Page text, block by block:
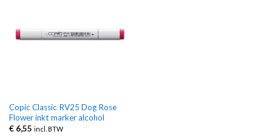
Copic Classic RV25 Dog Rose
Flower inkt marker alcohol
€6,55 incl. BTW